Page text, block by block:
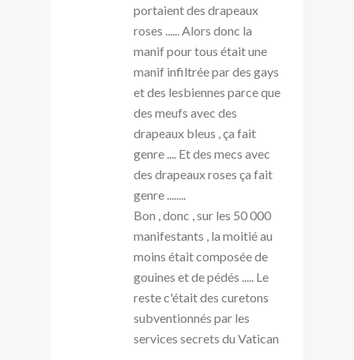
portaient des drapeaux
roses ...... Alors donc la
manif pour tous était une
manif infiltrée par des gays
et des lesbiennes parce que
des meufs avec des
drapeaux bleus , ça fait
genre .... Et des mecs avec
des drapeaux roses ça fait
genre ........
Bon , donc , sur les 50 000
manifestants , la moitié au
moins était composée de
gouines et de pédés ..... Le
reste c'était des curetons
subventionnés par les
services secrets du Vatican